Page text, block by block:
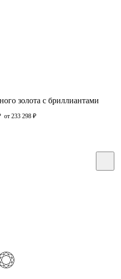
золота с бриллиантами
от 233 298 ₽